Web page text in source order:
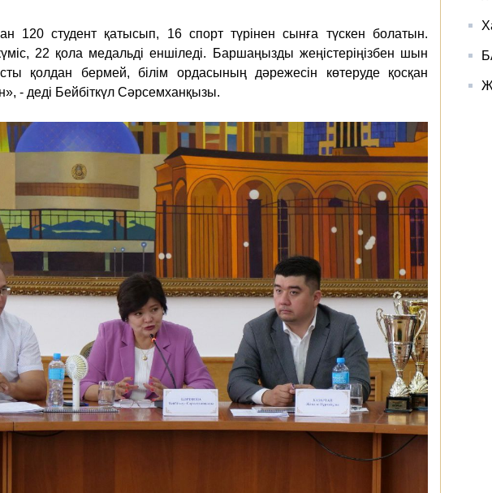
120 студент қатысып, 16 спорт түрінен сынға түскен болатын.
22 қола медальді еншіледі. Баршаңызды жеңістеріңізбен шын
қолдан бермей, білім ордасының дәрежесін көтеруде қосқан
білдіремін», - деді Бейбіткүл Сәрсемханқызы.